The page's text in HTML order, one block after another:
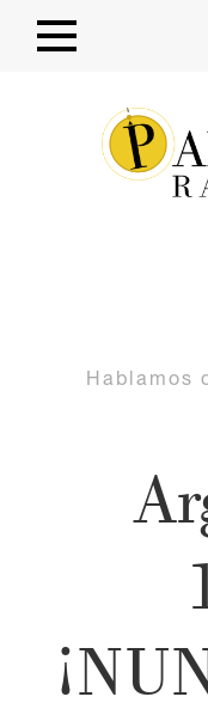
Hablamos